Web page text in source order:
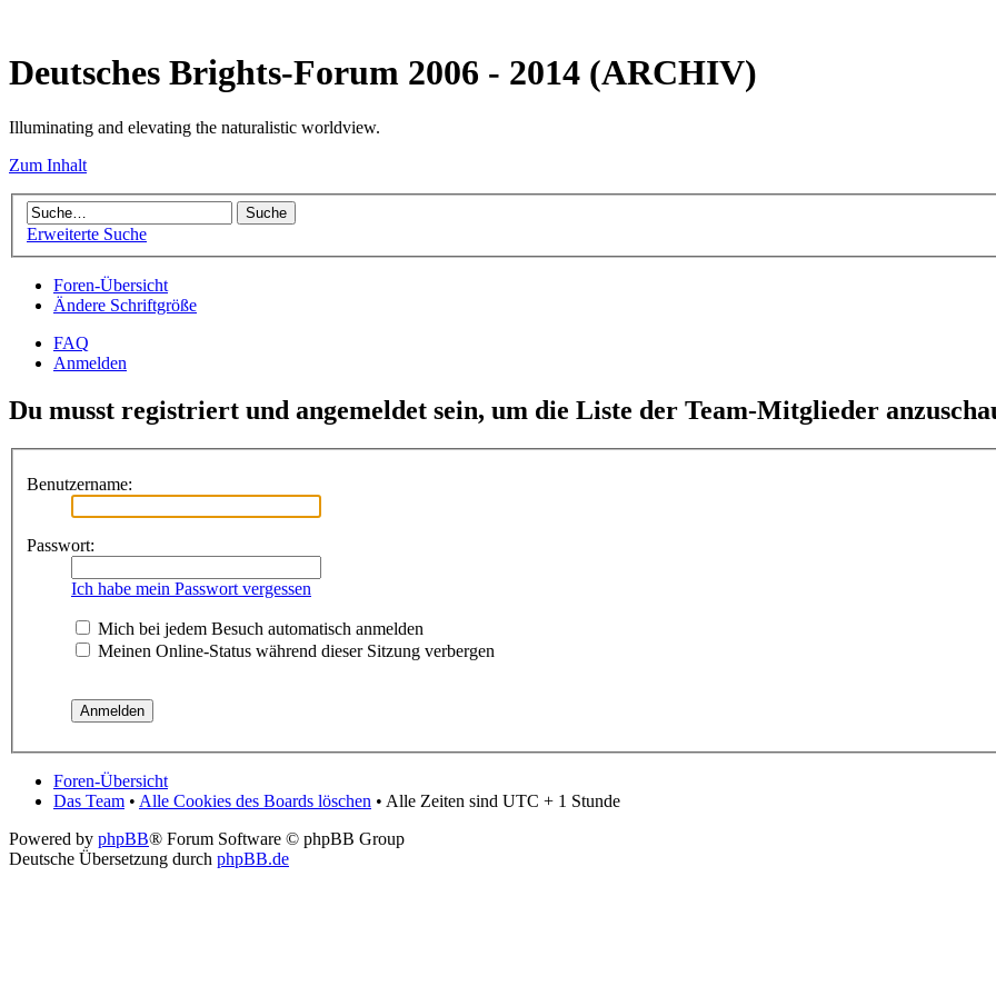
Deutsches Brights-Forum 2006 - 2014 (ARCHIV)
Illuminating and elevating the naturalistic worldview.
Zum Inhalt
Erweiterte Suche
Foren-Übersicht
Ändere Schriftgröße
FAQ
Anmelden
Du musst registriert und angemeldet sein, um die Liste der Team-Mitglieder
Benutzername:
Passwort:
Ich habe mein Passwort vergessen
Mich bei jedem Besuch automatisch anmelden
Meinen Online-Status während dieser Sitzung verbergen
Foren-Übersicht
Das Team • Alle Cookies des Boards löschen • Alle Zeiten sind UTC + 1 Stunde
Powered by phpBB® Forum Software © phpBB Group
Deutsche Übersetzung durch phpBB.de